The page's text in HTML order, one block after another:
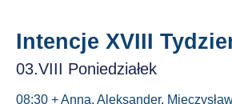
Intencje XVIII
03.VIII Poniedziałek
08:30 + Anna, Aleksander,